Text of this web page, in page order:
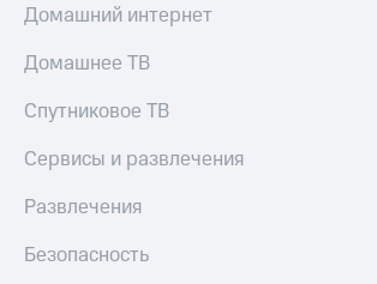
Домашний интернет
Домашнее ТВ
Спутниковое ТВ
Сервисы и развлечения
Развлечения
Безопасность